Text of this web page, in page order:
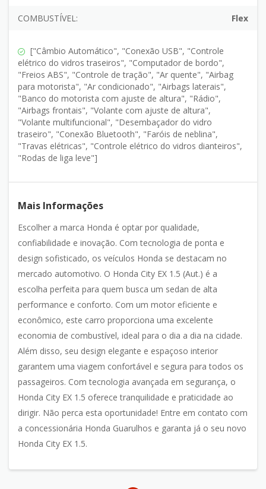
COMBUSTÍVEL: Flex
["Câmbio Automático", "Conexão USB", "Controle
elétrico do vidros traseiros", "Computador de bordo",
"Freios ABS", "Controle de tração", "Ar quente", "Airbag
para motorista", "Ar condicionado", "Airbags laterais",
"Banco do motorista com ajuste de altura", "Rádio",
"Airbags frontais", "Volante com ajuste de altura",
"Volante multifuncional", "Desembaçador do vidro
traseiro", "Conexão Bluetooth", "Faróis de neblina",
"Travas elétricas", "Controle elétrico do vidros dianteiros",
"Rodas de liga leve"]
Mais Informações
Escolher a marca Honda é optar por qualidade,
confiabilidade e inovação. Com tecnologia de ponta e
design sofisticado, os veículos Honda se destacam no
mercado automotivo. O Honda City EX 1.5 (Aut.) é a
escolha perfeita para quem busca um sedan de alta
performance e conforto. Com um motor eficiente e
econômico, este carro proporciona uma excelente
economia de combustível, ideal para o dia a dia na cidade.
Além disso, seu design elegante e espaçoso interior
garantem uma viagem confortável e segura para todos os
passageiros. Com tecnologia avançada em segurança, o
Honda City EX 1.5 oferece tranquilidade e praticidade ao
dirigir. Não perca esta oportunidade! Entre em contato com
a concessionária Honda Guarulhos e garanta já o seu novo
Honda City EX 1.5.